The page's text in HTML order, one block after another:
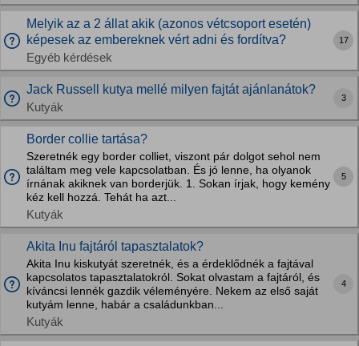
Melyik az a 2 állat akik (azonos vétcsoport esetén)
képesek az embereknek vért adni és fordítva?
Egyéb kérdések
17
Jack Russell kutya mellé milyen fajtát ajánlanátok?
Kutyák
3
Border collie tartása?
Szeretnék egy border colliet, viszont pár dolgot sehol nem
találtam meg vele kapcsolatban. És jó lenne, ha olyanok
írnának akiknek van borderjük. 1. Sokan írjak, hogy kemény
kéz kell hozzá. Tehát ha azt...
Kutyák
5
Akita Inu fajtáról tapasztalatok?
Akita Inu kiskutyát szeretnék, és a érdeklődnék a fajtával
kapcsolatos tapasztalatokról. Sokat olvastam a fajtáról, és
kíváncsi lennék gazdik véleményére. Nekem az első saját
kutyám lenne, habár a családunkban...
Kutyák
4